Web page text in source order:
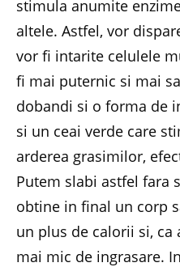
stimula anumite
altele. Astfel, vor
vor fi intarite celulele
fi mai puternic si mai
dobandi si o forma de
si un ceai verde care
arderea grasimilor,
Putem slabi astfel fara
obtine in final un corp
un plus de calorii si,
mai mic de ingrasare.